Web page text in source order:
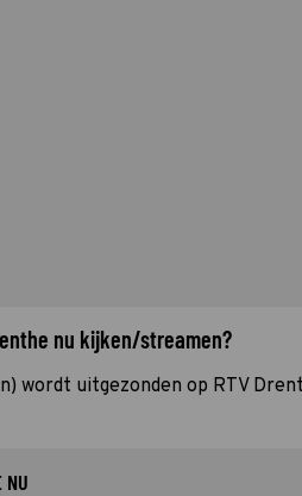
nu kijken/streamen?
wordt uitgezonden op RTV
NU